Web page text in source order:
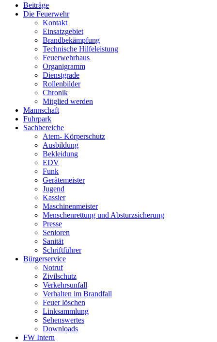
Beiträge
Die Feuerwehr
Kontakt
Einsatzgebiet
Brandbekämpfung
Technische Hilfeleistung
Feuerwehrhaus
Organigramm
Dienstgrade
Rollenbilder
Chronik
Mitglied werden
Mannschaft
Fuhrpark
Sachbereiche
Atem- Körperschutz
Ausbildung
Bekleidung
EDV
Funk
Gerätemeister
Jugend
Kassier
Maschinenmeister
Menschenrettung und Absturzsicherung
Presse
Senioren
Sanität
Schriftführer
Bürgerservice
Notruf
Zivilschutz
Verkehrsunfall
Verhalten im Brandfall
Feuer löschen
Linksammlung
Sehenswertes
Downloads
FW Intern